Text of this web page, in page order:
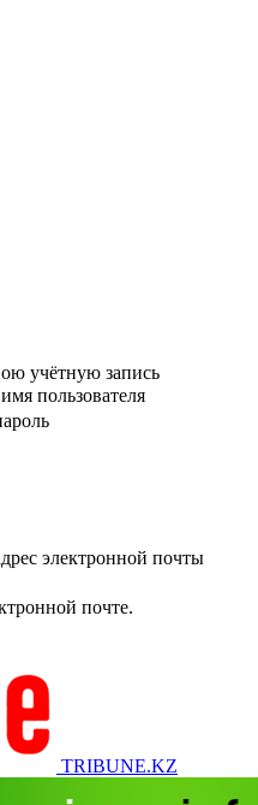
учётную запись
пользователя
электронной почты
почте.
TRIBUNE.KZ